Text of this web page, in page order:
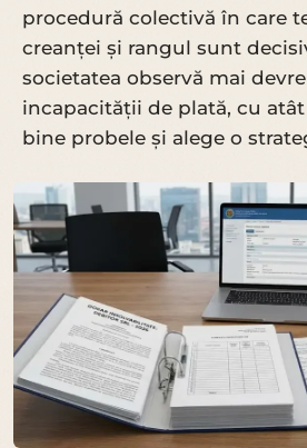
procedură colectivă în care
creanței și rangul sunt
societatea observă mai
incapacității de plată, cu
bine probele și alege o